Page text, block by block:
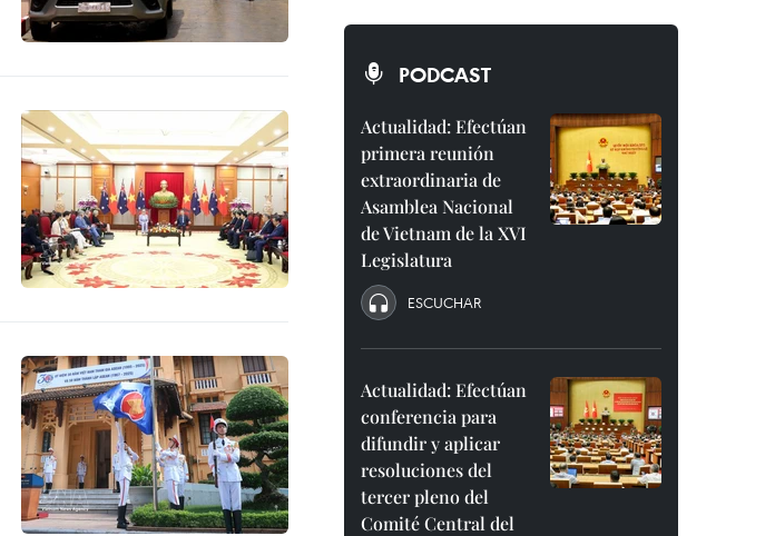
PODCAST
Actualidad: Efectúan
primera reunión
extraordinaria de
Asamblea Nacional
de Vietnam de la XVI
Legislatura
ESCUCHAR
Actualidad: Efectúan
conferencia para
difundir y aplicar
resoluciones del
tercer pleno del
Comité Central del